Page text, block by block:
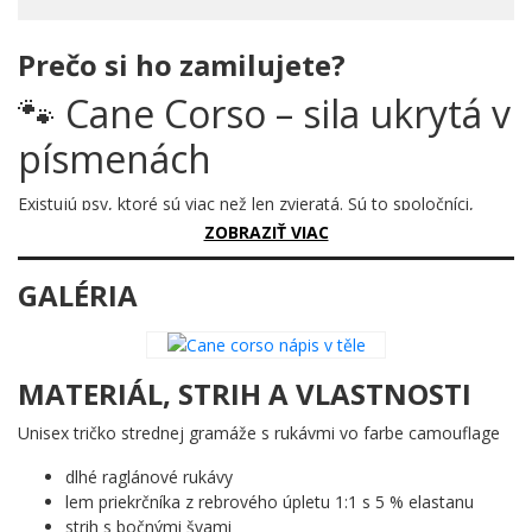
Prečo si ho zamilujete?
🐾 Cane Corso – sila ukrytá v
písmenách
Existujú psy, ktoré sú viac než len zvieratá. Sú to spoločníci,
ochrancovia a živé sochy svalnatej dokonalosti. Cane Corso je
presne taký – a tento motív to vyjadruje spôsobom, ktorý
jednoducho zastaví pohľad.
Prečo je tento motív úžasný?
vyplnená samotným názvom plemena – písmenami CANE
CORSO, ktoré dokonale vypĺňajú telo psa. Nápad je to geniálne
jednoduchý a pritom vizuálne mimoriadne silný. Obrys mocného
tela, vzpriamená hlava s obojkom, pevné nohy – všetko v jednej
čistej, čiernej grafike, ktorá hovorí za seba bez jediného
zbytočného prvku.
ZOBRAZIŤ VIAC
GALÉRIA
MATERIÁL, STRIH A VLASTNOSTI
Unisex tričko strednej gramáže s rukávmi vo farbe camouflage
dlhé raglánové rukávy
lem priekrčníka z rebrového úpletu 1:1 s 5 % elastanu
strih s bočnými švami